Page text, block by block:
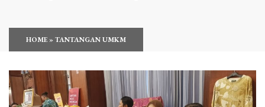
HOME»TANTANGAN UMKM